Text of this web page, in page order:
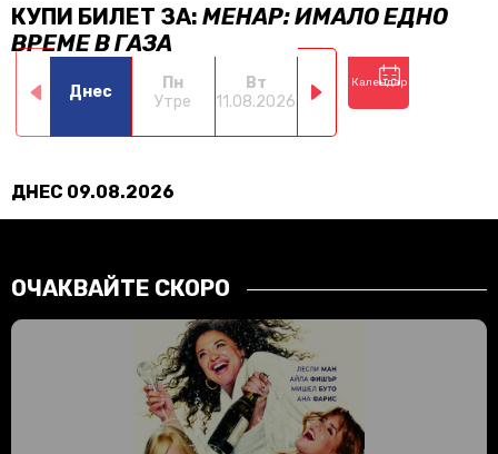
КУПИ БИЛЕТ ЗА: МЕНАР: ИМАЛО ЕДНО
ВРЕМЕ В ГАЗА
Днес
Пн
Утре
Вт
11.08.202612.08.2026
13.08.2026
Календар
ДНЕС 09.08.2026
ОЧАКВАЙТЕ СКОРО